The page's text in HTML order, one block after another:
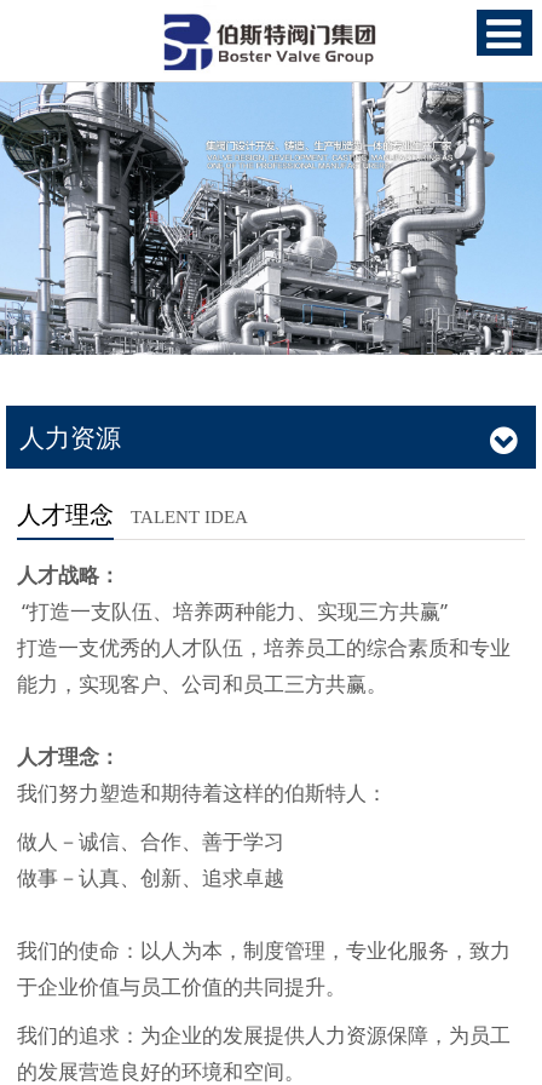
人力资源
人才理念 TALENT IDEA
人才战略：
“打造一支队伍、培养两种能力、实现三方共赢”
打造一支优秀的人才队伍，培养员工的综合素质和专业
能力，实现客户、公司和员工三方共赢。
人才理念：
我们努力塑造和期待着这样的伯斯特人：
做人－诚信、合作、善于学习
做事－认真、创新、追求卓越
我们的使命：以人为本，制度管理，专业化服务，致力
于企业价值与员工价值的共同提升。
我们的追求：为企业的发展提供人力资源保障，为员工
的发展营造良好的环境和空间。